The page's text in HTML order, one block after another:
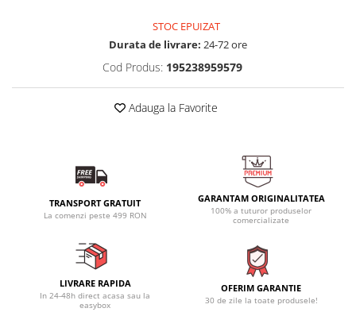
STOC EPUIZAT
Durata de livrare: 24-72 ore
Cod Produs: 195238959579
Adauga la Favorite
TRANSPORT GRATUIT
La comenzi peste 499 RON
GARANTAM ORIGINALITATEA
100% a tuturor produselor
comercializate
LIVRARE RAPIDA
In 24-48h direct acasa sau la
easybox
OFERIM GARANTIE
30 de zile la toate produsele!